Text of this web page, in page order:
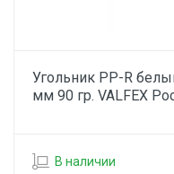
Угольник PP-R
мм 90 гр. VALFEX
В наличии